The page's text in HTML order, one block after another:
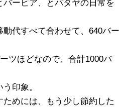
ービア、とパタヤの日常を
代すべて合わせて、640バー
ツほどなので、合計1000バ
印象。
めには、もう少し節約した